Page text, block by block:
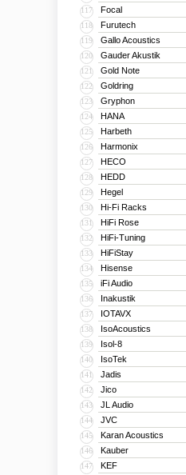
117 Focal
118 Furutech
119 Gallo Acoustics
120 Gauder Akustik
121 Gold Note
122 Goldring
123 Gryphon
124 HANA
125 Harbeth
126 Harmonix
127 HECO
128 HEDD
129 Hegel
130 Hi-Fi Racks
131 HiFi Rose
132 HiFi-Tuning
133 HiFiStay
134 Hisense
135 iFi Audio
136 Inakustik
137 IOTAVX
138 IsoAcoustics
139 Isol-8
140 IsoTek
141 Jadis
142 Jico
143 JL Audio
144 JVC
145 Karan Acoustics
146 Kauber
147 KEF